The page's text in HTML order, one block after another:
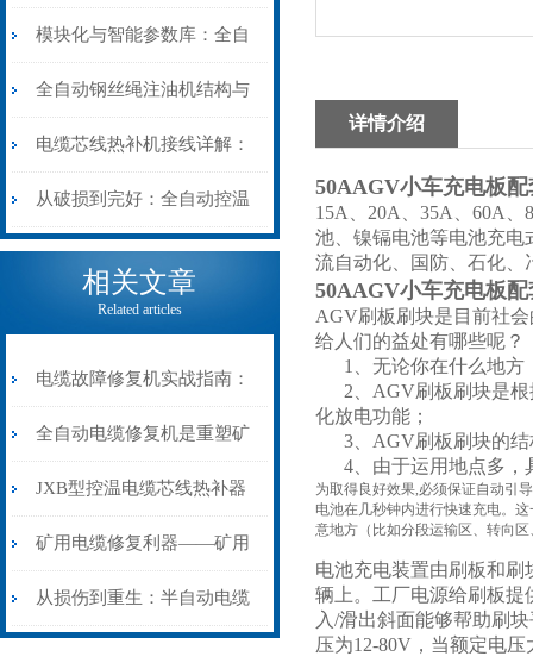
分指南：从“绝缘电
阻”到“波形特征”的精准诊
断逻辑
模块化与智能参数库：全自
动电缆修复机的快速换型逻
辑
全自动钢丝绳注油机结构与
工作原理：揭秘高效润滑的
机械密码
电缆芯线热补机接线详解：
从入门到精通
从破损到完好：全自动控温
电缆热补机的核心价值
相关文章
Related articles
电缆故障修复机实战指南：
从“盲测”到“精确定点”的三
步作业法
全自动电缆修复机是重塑矿
山电力动脉的“智能外科医
生”
JXB型控温电缆芯线热补器
安装与接线：精准修复的工
艺基石
矿用电缆修复利器——矿用
电缆热补机智能控温，安全
从损伤到重生：半自动电缆
详情介绍
50AAGV小车充电板
15A、20A、35A、60A
池、镍镉电池等电池充
流自动化、国防、石化、
50AAGV小车充电板
AGV刷板刷块是目前社
给人们的益处有哪些呢？
1、无论你在什么地方
2、AGV刷板刷块是根
化放电功能；
3、AGV刷板刷块的结
4、由于运用地点多，
为取得良好效果,必须保证自动引
电池在几秒钟内进行快速充电。
意地方（比如分段运输区、转向
电池充电装置由刷板和
辆上。工厂电源给刷板
入/滑出斜面能够帮助刷
压为12-80V，当额定电